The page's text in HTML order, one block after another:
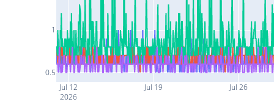
Jul 12
2026
Jul 19 Jul 26
0.5
1